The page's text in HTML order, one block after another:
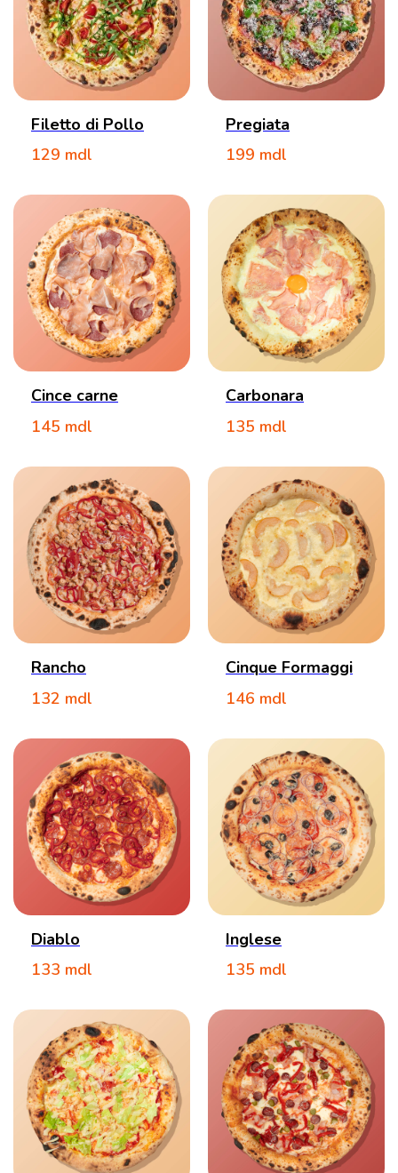
Filetto di Pollo
129 mdl
Pregiata
199 mdl
Cince carne
145 mdl
Carbonara
135 mdl
Rancho
132 mdl
Cinque Formaggi
146 mdl
Diablo
133 mdl
Inglese
135 mdl